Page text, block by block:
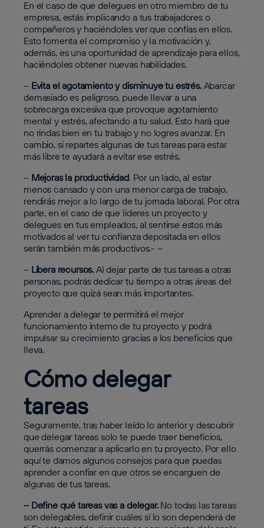
En el caso de que delegues en otro miembro de tu
empresa, estás implicando a tus trabajadores o
compañeros y haciéndoles ver que confías en ellos.
Esto fomenta el compromiso y la motivación y,
además, es una oportunidad de aprendizaje para ellos,
haciéndoles obtener nuevas habilidades.
– Evita el agotamiento y disminuye tu estrés. Abarcar
demasiado es peligroso, puede llevar a una
sobrecarga excesiva que provoque agotamiento
mental y estrés, afectando a tu salud. Esto hará que
no rindas bien en tu trabajo y no logres avanzar. En
cambio, si repartes algunas de tus tareas para estar
más libre te ayudará a evitar ese estrés.
– Mejoras la productividad. Por un lado, al estar
menos cansado y con una menor carga de trabajo,
rendirás mejor a lo largo de tu jornada laboral. Por otra
parte, en el caso de que lideres un proyecto y
delegues en tus empleados, al sentirse estos más
motivados al ver tu confianza depositada en ellos
serán también más productivos.- –
– Libera recursos. Al dejar parte de tus tareas a otras
personas, podrás dedicar tu tiempo a otras áreas del
proyecto que quizá sean más importantes.
Aprender a delegar te permitirá el mejor
funcionamiento interno de tu proyecto y podrá
impulsar su crecimiento gracias a los beneficios que
lleva.
Cómo delegar
tareas
Seguramente, tras haber leído lo anterior y descubrir
que delegar tareas solo te puede traer beneficios,
querrás comenzar a aplicarlo en tu proyecto. Por ello
aquí te damos algunos consejos para que puedas
aprender a confiar en que otros se encarguen de
algunas de tus tareas.
– Define qué tareas vas a delegar.No todas las tareas
son delegables, definir cuáles sí lo son dependerá de